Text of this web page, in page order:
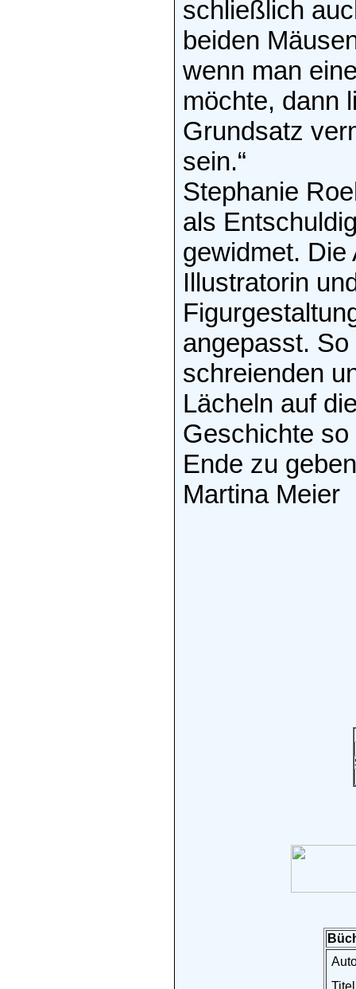
schließlich
beiden
wenn man
möchte, dann
Grundsatz
sein.“
Stephanie
als
gewidmet. Die
Illustratorin
angepasst.
schreienden
Lächeln auf
Geschichte
Ende zu
Martina Meier